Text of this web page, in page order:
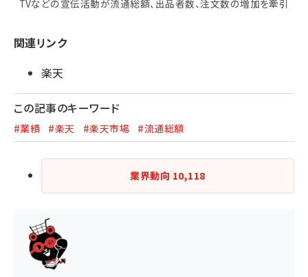
TVなどの宣伝活動が流通総額、出品者数、注文数の増加を牽引
関連リンク
楽天
この記事のキーワード
#業績 #楽天 #楽天市場 #流通総額
業界動向 10,118